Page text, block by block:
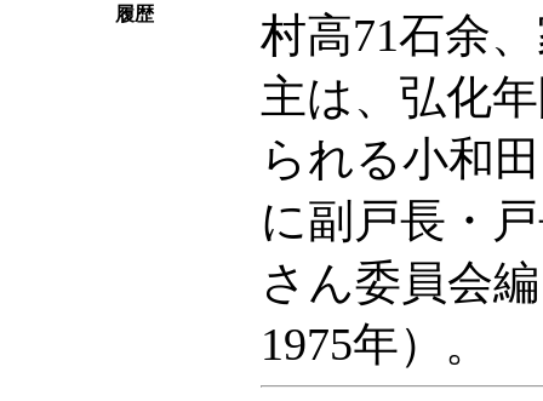
履歴
村高71石余
主は、弘化
られる小和
に副戸長・
さん委員会
1975年）。